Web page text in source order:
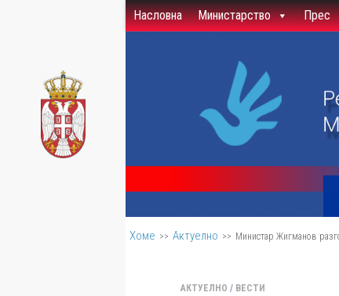
Насловна Прес
Министарство
Хоме >> Актуелно >> Министар Жигманов
АКТУЕЛНО / ВЕСТИ